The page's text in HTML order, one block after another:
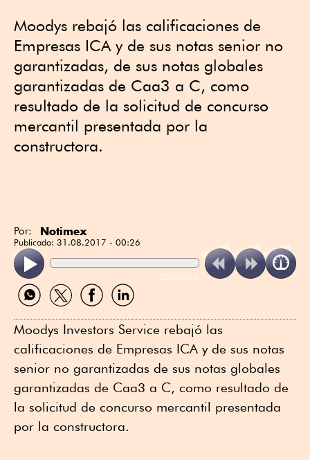
Moodys rebajó las calificaciones de
Empresas ICA y de sus notas senior no
garantizadas, de sus notas globales
garantizadas de Caa3 a C, como
resultado de la solicitud de concurso
mercantil presentada por la
constructora.
Por: Notimex
Publicado: 31.08.2017 - 00:26
ReadSpeaker
Compartir
por
Compartir
por
Compartir
por
Compartir
por
Moodys Investors Service rebajó las
calificaciones de Empresas ICA y de sus notas
senior no garantizadas de sus notas globales
garantizadas de Caa3 a C, como resultado de
la solicitud de concurso mercantil presentada
por la constructora.